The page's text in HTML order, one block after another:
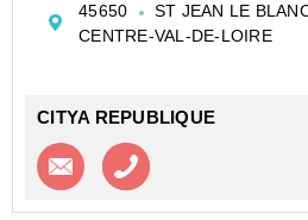
immÃ©diate des commerces,
<BR><BR>Afin d...
45650 ST JEAN LE
CENTRE-VAL-DE-LOIRE
CITYA REPUBLIQUE
Contacter l'agence